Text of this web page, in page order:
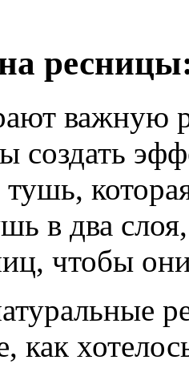
важную
создать
тушь,
в два
чтобы
как